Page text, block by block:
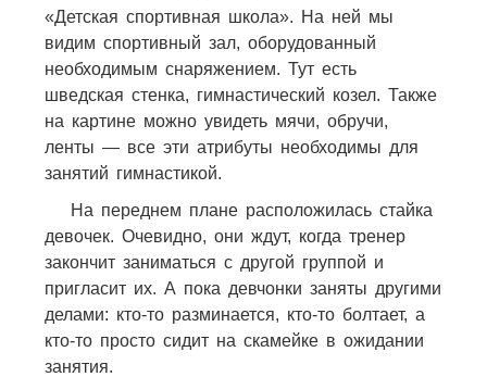
«Детская спортивная школа». На ней мы
видим спортивный зал, оборудованный
необходимым снаряжением. Тут есть
шведская стенка, гимнастический козел. Также
на картине можно увидеть мячи, обручи,
ленты — все эти атрибуты необходимы для
занятий гимнастикой.
На переднем плане расположилась стайка
девочек. Очевидно, они ждут, когда тренер
закончит заниматься с другой группой и
пригласит их. А пока девчонки заняты другими
делами: кто-то разминается, кто-то болтает, а
кто-то просто сидит на скамейке в ожидании
занятия.